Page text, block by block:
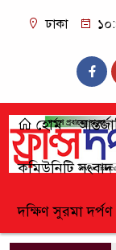
ঢাকা
হোম
কমিউনিটি সংবাদ
দক্ষিণ সুরমা দর্পণ